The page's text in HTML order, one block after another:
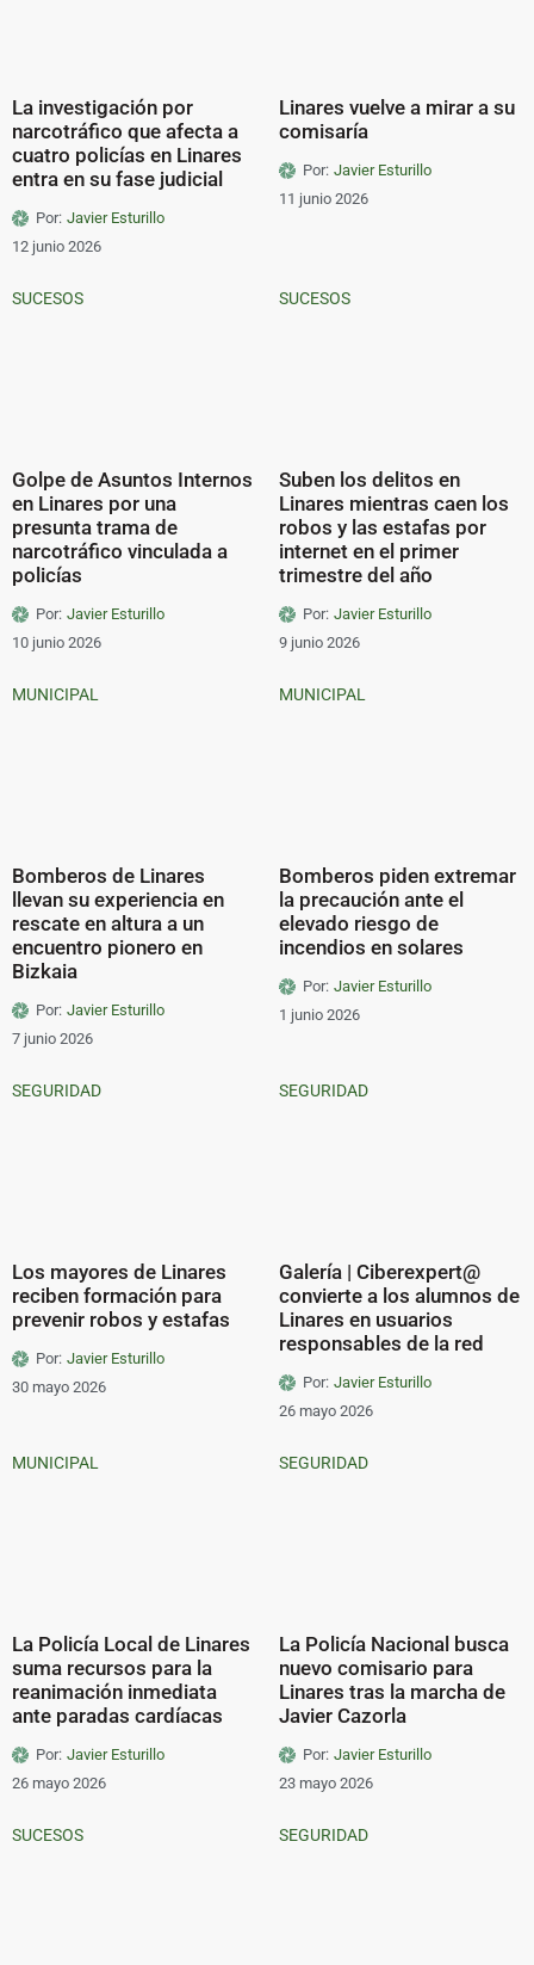
La investigación por
narcotráfico que afecta a
cuatro policías en Linares
entra en su fase judicial
Por: Javier Esturillo
12 junio 2026
Linares vuelve a mirar a su
comisaría
Por: Javier Esturillo
11 junio 2026
SUCESOS
Golpe de Asuntos Internos
en Linares por una
presunta trama de
narcotráfico vinculada a
policías
Por: Javier Esturillo
10 junio 2026
SUCESOS
Suben los delitos en
Linares mientras caen los
robos y las estafas por
internet en el primer
trimestre del año
Por: Javier Esturillo
9 junio 2026
MUNICIPAL
Bomberos de Linares
llevan su experiencia en
rescate en altura a un
encuentro pionero en
Bizkaia
Por: Javier Esturillo
7 junio 2026
MUNICIPAL
Bomberos piden extremar
la precaución ante el
elevado riesgo de
incendios en solares
Por: Javier Esturillo
1 junio 2026
SEGURIDAD
Los mayores de Linares
reciben formación para
prevenir robos y estafas
Por: Javier Esturillo
30 mayo 2026
SEGURIDAD
Galería | Ciberexpert@
convierte a los alumnos de
Linares en usuarios
responsables de la red
Por: Javier Esturillo
26 mayo 2026
MUNICIPAL
La Policía Local de Linares
suma recursos para la
reanimación inmediata
ante paradas cardíacas
Por: Javier Esturillo
26 mayo 2026
SEGURIDAD
La Policía Nacional busca
nuevo comisario para
Linares tras la marcha de
Javier Cazorla
Por: Javier Esturillo
23 mayo 2026
SUCESOS SEGURIDAD